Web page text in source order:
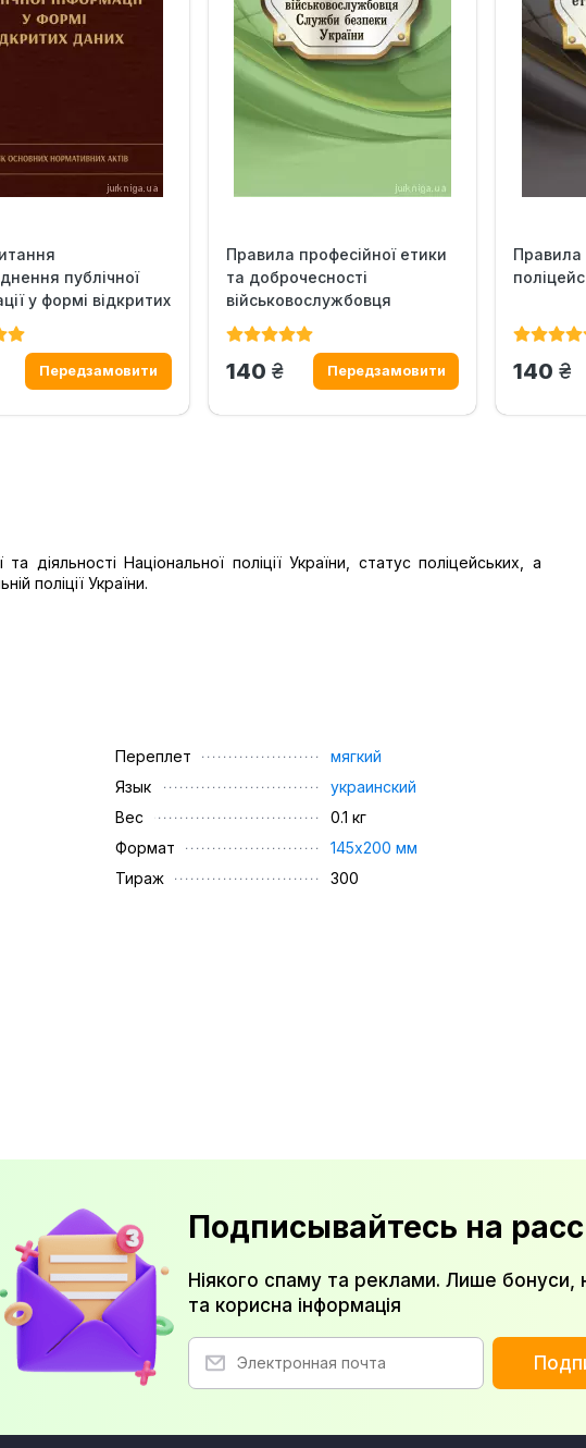
публічної
у формі відкритих
Правила професійної етики
та доброчесності
військовослужбовця
Служби...
140 грн.
Правила
140
діяльності Національної поліції України, статус поліцейських, а
поліції України.
Переплет
мягкий
Язык
украинский
Вес
0.1 кг
Формат
145х200 мм
Тираж
300
Подписывайтесь на
Ніякого спаму та реклами. Лише бонуси,
та корисна інформація